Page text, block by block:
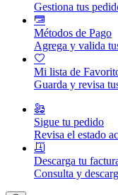
Gestiona tus
Métodos de Pago
Agrega y valida
Mi lista de
Guarda y revisa
Sigue tu pedido
Revisa el estado
Descarga tu
Consulta y